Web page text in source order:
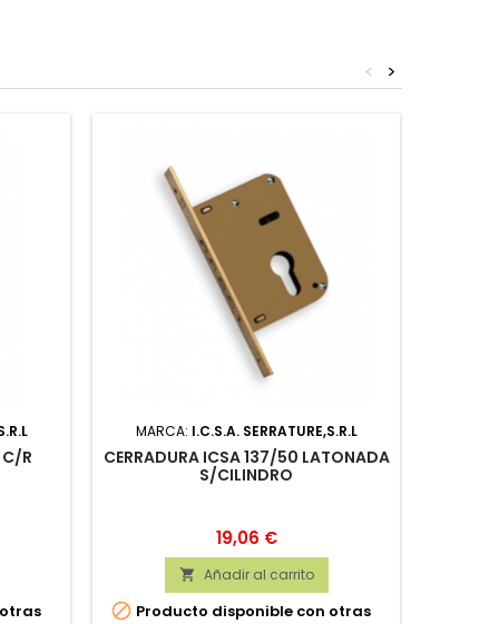
>
<
R
MARCA: I.C.S.A. SERRATURE,S.R.L
CERRADURA ICSA 137/50 LATONADA
S/CILINDRO
Precio
19,06 €
 Añadir al carrito
 Producto disponible con otras